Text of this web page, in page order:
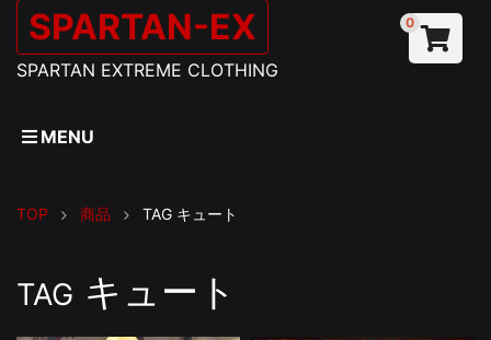
SPARTAN-EX
SPARTAN EXTREME CLOTHING
0
MENU
TOP 商品 TAG キュート
TAG キュート